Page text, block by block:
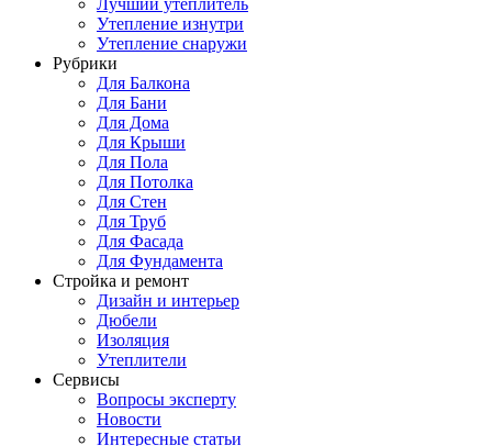
Лучший утеплитель
Утепление изнутри
Утепление снаружи
Рубрики
Для Балкона
Для Бани
Для Дома
Для Крыши
Для Пола
Для Потолка
Для Стен
Для Труб
Для Фасада
Для Фундамента
Стройка и ремонт
Дизайн и интерьер
Дюбели
Изоляция
Утеплители
Сервисы
Вопросы эксперту
Новости
Интересные статьи